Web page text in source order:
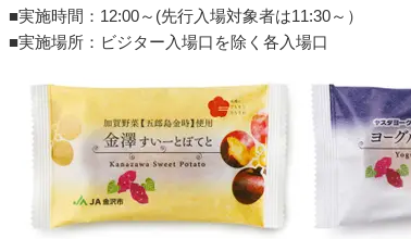
■実施時間：12:00～(先行入場対象者は11:30～）
■実施場所：ビジター入場口を除く各入場口